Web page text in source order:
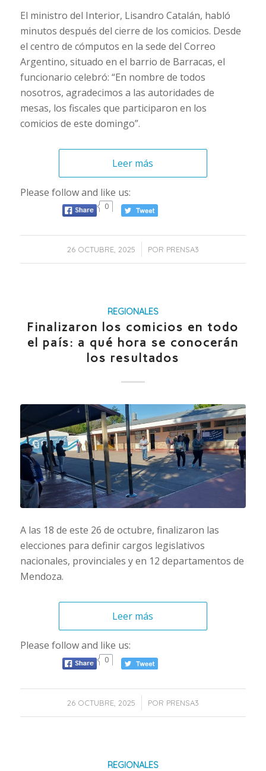
El ministro del Interior, Lisandro Catalán, habló
minutos después del cierre de los comicios. Desde
el centro de cómputos en la sede del Correo
Argentino, situado en el barrio de Barracas, el
funcionario celebró: “En nombre de todos
nosotros, agradecimos a las autoridades de
mesas, los fiscales que participaron en los
comicios de este domingo”.
Leer más
Please follow and like us:
0
26 OCTUBRE, 2025
/ POR PRENSA3
REGIONALES
Finalizaron los comicios en todo
el país: a qué hora se conocerán
los resultados
A las 18 de este 26 de octubre, finalizaron las
elecciones para definir cargos legislativos
nacionales, provinciales y en 12 departamentos de
Mendoza.
Leer más
Please follow and like us:
0
26 OCTUBRE, 2025
/ POR PRENSA3
REGIONALES